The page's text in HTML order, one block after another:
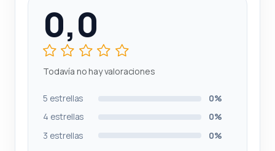
0,0
Todavía no hay valoraciones
5 estrellas
0%
4 estrellas
0%
3 estrellas
0%